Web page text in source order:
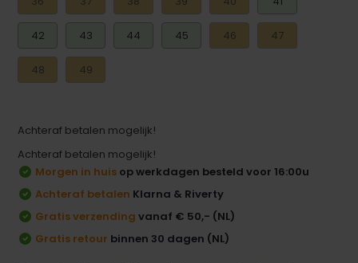
42 43 44 45 46 47
48 49
Achteraf betalen mogelijk!
Achteraf betalen mogelijk!
Morgen in huis op werkdagen besteld voor 16:00u
Achteraf betalen Klarna & Riverty
Gratis verzending vanaf € 50,- (NL)
Gratis retour binnen 30 dagen (NL)